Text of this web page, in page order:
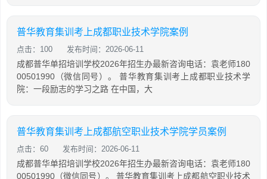
普华教育集训考上成都职业技术学院案例
点击：100 发布时间：2026-06-11
成都普华单招培训学校2026年招生办最新咨询电话：袁老师180
00501990（微信同号）。 普华教育集训考上成都职业技术学
院：一段励志的学习之路 在中国，大
普华教育集训考上成都航空职业技术学院学员案例
点击：60 发布时间：2026-06-11
成都普华单招培训学校2026年招生办最新咨询电话：袁老师180
00501990（微信同号）。 普华教育集训考上成都航空职业技术